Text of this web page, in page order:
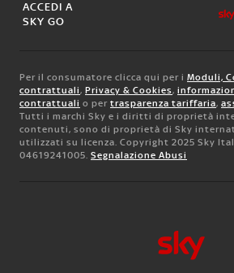
ACCEDI A
SKY GO
Per il consumatore clicca qui per i Moduli,
contrattuali, Privacy & Cookies,
contrattuali o per trasparenza tariffaria,
Tutti i marchi Sky e i diritti di proprietà
contenuti, sono di proprietà di Sky
utilizzati su licenza. Copyright 2025 Sky
04619241005. Segnalazione Abusi